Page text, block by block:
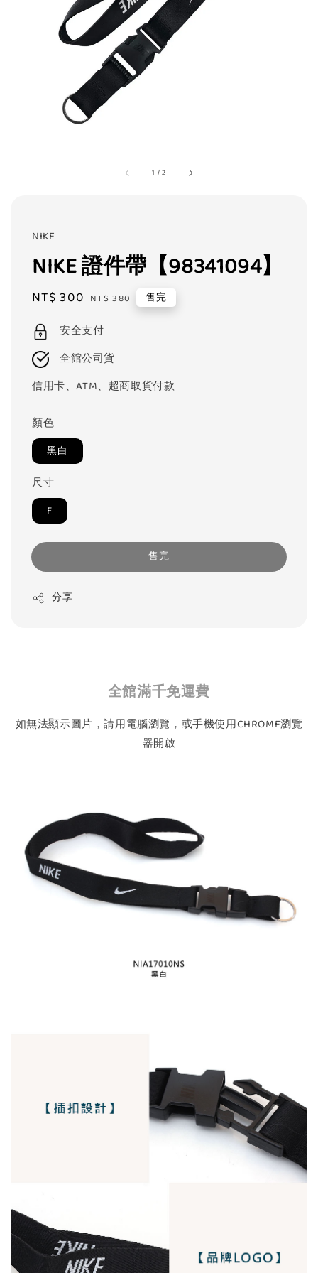
1 /2
NIKE
NIKE 證件帶【98341094】
Sale
NT$ 300 Regular
NT$ 380 售完
安全支付
全館公司貨
信用卡、ATM、超商取貨付款
顏色
黑白
尺寸
F
售完
分享
全館滿千免運費
如無法顯示圖片，請用電腦瀏覽，或手機使用CHROME瀏覽
器開啟